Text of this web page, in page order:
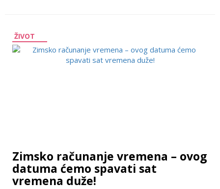
ŽIVOT
Zimsko računanje vremena – ovog
datuma ćemo spavati sat
vremena duže!